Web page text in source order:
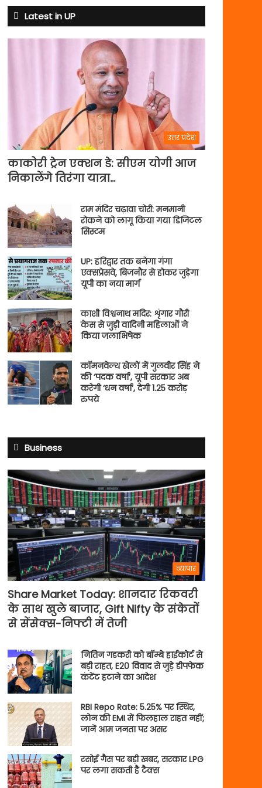
Latest in UP
उत्तर प्रदेश
काकोरी ट्रेन एक्शन डे: सीएम योगी आज
निकालेंगे तिरंगा यात्रा…
राम मंदिर चढ़ावा चोरी: मनमानी
रोकने को लागू किया गया डिजिटल
सिस्टम
UP: हरिद्वार तक बनेगा गंगा
एक्सप्रेसवे, बिजनौर से होकर जुड़ेगा
यूपी का नया मार्ग
काशी विश्वनाथ मदिर: शृंगार गौरी
केस से जुड़ी वादिनी महिलाओं ने
किया जलाभिषेक
कॉमनवेल्थ खेलों में गुलवीर सिंह ने
की ‘पदक वर्षा’, यूपी सरकार अब
करेगी ‘धन वर्षा’, देगी 1.25 करोड़
रुपये
Business
व्यापार
Share Market Today: शानदार रिकवरी
के साथ खुले बाजार, Gift Nifty के संकेतों
से सेंसेक्स-निफ्टी में तेजी
नितिन गडकरी को बॉम्बे हाईकोर्ट से
बड़ी राहत, E20 विवाद से जुड़े डीपफेक
कंटेंट हटाने का आदेश
RBI Repo Rate: 5.25% पर स्थिर,
लोन की EMI में फिलहाल राहत नहीं;
जानें आम जनता पर असर
रसोई गैस पर बड़ी खबर, सरकार LPG
पर लगा सकती है टैक्स